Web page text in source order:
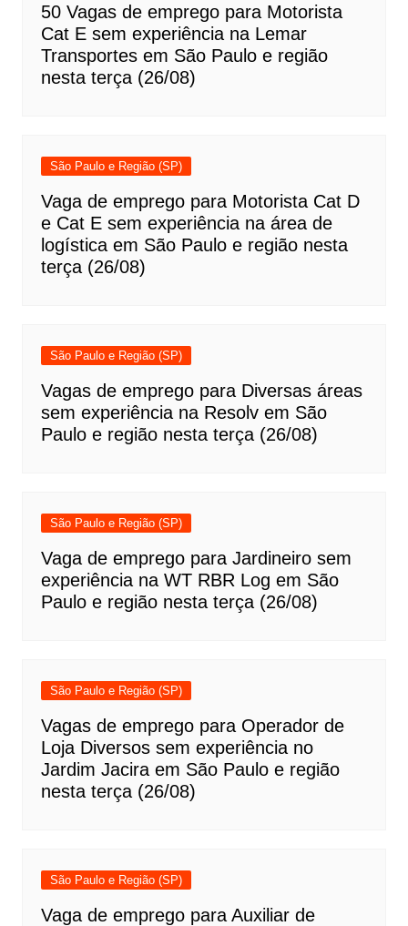
50 Vagas de emprego para Motorista
Cat E sem experiência na Lemar
Transportes em São Paulo e região
nesta terça (26/08)
São Paulo e Região (SP)
Vaga de emprego para Motorista Cat D
e Cat E sem experiência na área de
logística em São Paulo e região nesta
terça (26/08)
São Paulo e Região (SP)
Vagas de emprego para Diversas áreas
sem experiência na Resolv em São
Paulo e região nesta terça (26/08)
São Paulo e Região (SP)
Vaga de emprego para Jardineiro sem
experiência na WT RBR Log em São
Paulo e região nesta terça (26/08)
São Paulo e Região (SP)
Vagas de emprego para Operador de
Loja Diversos sem experiência no
Jardim Jacira em São Paulo e região
nesta terça (26/08)
São Paulo e Região (SP)
Vaga de emprego para Auxiliar de